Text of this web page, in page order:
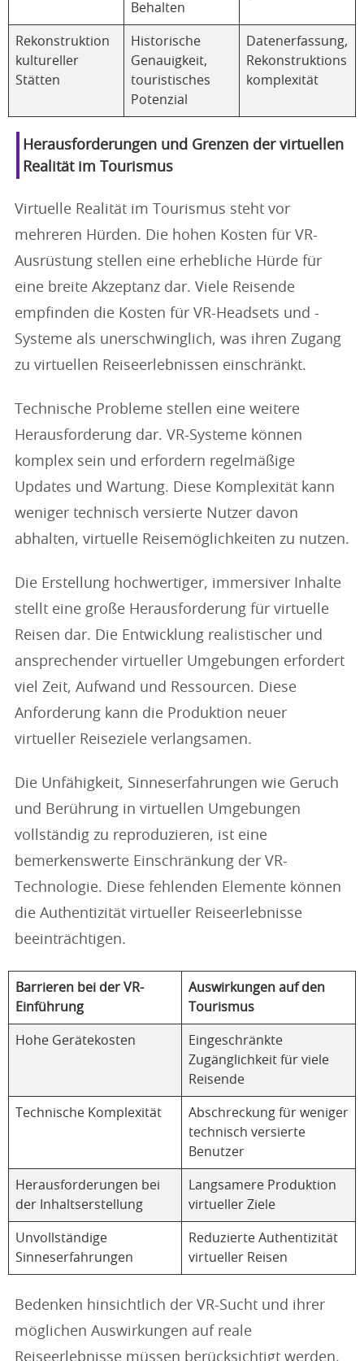
Behalten
Rekonstruktion
kultureller
Stätten
Historische
Genauigkeit,
touristisches
Potenzial
Datenerfassung,
Rekonstruktions
komplexität
Herausforderungen und Grenzen der virtuellen
Realität im Tourismus
Virtuelle Realität im Tourismus steht vor
mehreren Hürden. Die hohen Kosten für VR-
Ausrüstung stellen eine erhebliche Hürde für
eine breite Akzeptanz dar. Viele Reisende
empfinden die Kosten für VR-Headsets und -
Systeme als unerschwinglich, was ihren Zugang
zu virtuellen Reiseerlebnissen einschränkt.
Technische Probleme stellen eine weitere
Herausforderung dar. VR-Systeme können
komplex sein und erfordern regelmäßige
Updates und Wartung. Diese Komplexität kann
weniger technisch versierte Nutzer davon
abhalten, virtuelle Reisemöglichkeiten zu nutzen.
Die Erstellung hochwertiger, immersiver Inhalte
stellt eine große Herausforderung für virtuelle
Reisen dar. Die Entwicklung realistischer und
ansprechender virtueller Umgebungen erfordert
viel Zeit, Aufwand und Ressourcen. Diese
Anforderung kann die Produktion neuer
virtueller Reiseziele verlangsamen.
Die Unfähigkeit, Sinneserfahrungen wie Geruch
und Berührung in virtuellen Umgebungen
vollständig zu reproduzieren, ist eine
bemerkenswerte Einschränkung der VR-
Technologie. Diese fehlenden Elemente können
die Authentizität virtueller Reiseerlebnisse
beeinträchtigen.
Barrieren bei der VR-
Einführung
Auswirkungen auf den
Tourismus
Hohe Gerätekosten
Eingeschränkte
Zugänglichkeit für viele
Reisende
Technische Komplexität
Abschreckung für weniger
technisch versierte
Benutzer
Herausforderungen bei
der Inhaltserstellung
Langsamere Produktion
virtueller Ziele
Unvollständige
Sinneserfahrungen
Reduzierte Authentizität
virtueller Reisen
Bedenken hinsichtlich der VR-Sucht und ihrer
möglichen Auswirkungen auf reale
Reiseerlebnisse müssen berücksichtigt werden.